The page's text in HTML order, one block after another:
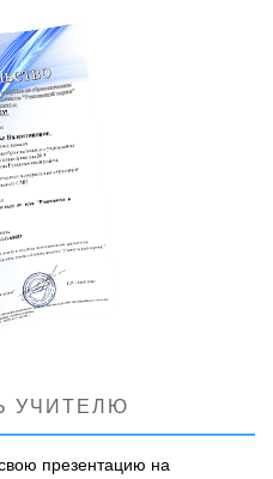
УЧИТЕЛЮ
презентацию на